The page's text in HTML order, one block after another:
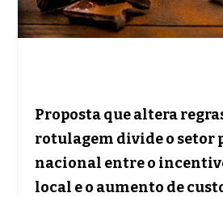
Proposta que altera
rotulagem divide o setor
nacional entre o
local e o aumento de